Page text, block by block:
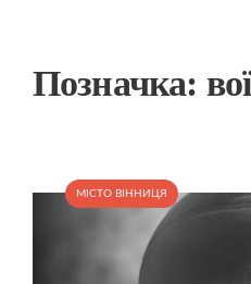
Позначка:
МІСТО ВІННИЦЯ